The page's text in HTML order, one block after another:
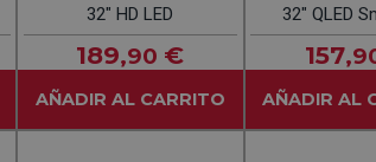
32" HD LED
189,90 €
AÑADIR AL CARRITO
32" QLED
157
AÑADIR AL